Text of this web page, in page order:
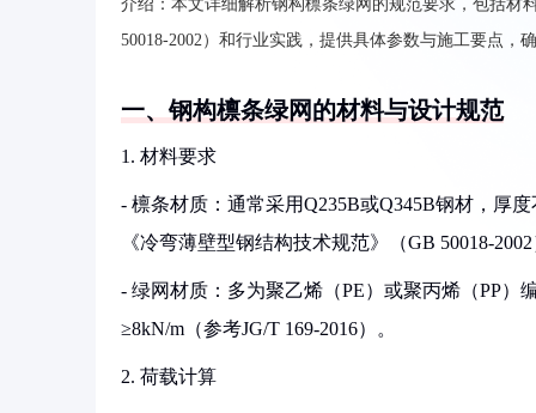
介绍： 本文详细解析钢构檩条绿网的规范要求，包括材
50018-2002）和行业实践，提供具体参数与施工要点，
一、钢构檩条绿网的材料与设计规范
1. 材料要求
- 檩条材质：通常采用Q235B或Q345B钢材，厚
《冷弯薄壁型钢结构技术规范》（GB 50018-
- 绿网材质：多为聚乙烯（PE）或聚丙烯（PP）
≥8kN/m（参考JG/T 169-2016）。
2. 荷载计算